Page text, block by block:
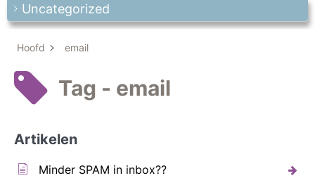
Uncategorized
Hoofd email
Tag - email
Artikelen
Minder SPAM in inbox??